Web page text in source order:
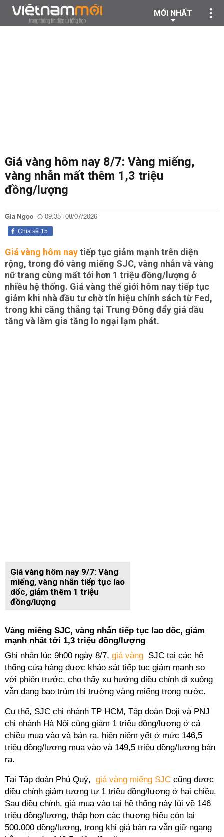
MỚI NHẤT
Giá vàng hôm nay 8/7: Vàng miếng,
vàng nhẫn mất thêm 1,3 triệu
đồng/lượng
Gia Ngọc 09:35 | 08/07/2026
15
Chia sẻ
Giá vàng hôm naytiếp tục giảm mạnh trên diện
rộng, trong đó vàng miếng SJC, vàng nhẫn và vàng
nữ trang cùng mất tới hơn 1 triệu đồng/lượng ở
nhiều hệ thống. Giá vàng thế giới hôm nay tiếp tục
giảm khi nhà đầu tư chờ tín hiệu chính sách từ Fed,
trong khi căng thẳng tại Trung Đông đẩy giá dầu
tăng và làm gia tăng lo ngại lạm phát.
Giá vàng hôm nay 9/7: Vàng
miếng, vàng nhẫn tiếp tục lao
dốc, giảm thêm 1 triệu
đồng/lượng
Vàng miếng SJC, vàng nhẫn tiếp tục lao dốc, giảm
mạnh nhất tới 1,3 triệu đồng/lượng
Ghi nhận lúc 9h00 ngày 8/7, giá vàng SJC tại các hệ
thống cửa hàng được khảo sát tiếp tục giảm mạnh so
với phiên trước, cho thấy xu hướng điều chỉnh đi xuống
vẫn đang bao trùm thị trường vàng miếng trong nước.
Cụ thể, SJC chi nhánh TP HCM, Tập đoàn Doji và PNJ
chi nhánh Hà Nội cùng giảm 1 triệu đồng/lượng ở cả
chiều mua vào và bán ra, hiện niêm yết ở mức 146,5
triệu đồng/lượng mua vào và 149,5 triệu đồng/lượng bán
ra.
Tại Tập đoàn Phú Quý, giá vàng miếng SJC cũng được
điều chỉnh giảm tương tự 1 triệu đồng/lượng ở hai chiều.
Sau điều chỉnh, giá mua vào tại hệ thống này lùi về 146
triệu đồng/lượng, thấp hơn các thương hiệu còn lại
500.000 đồng/lượng, trong khi giá bán ra vẫn giữ ngang